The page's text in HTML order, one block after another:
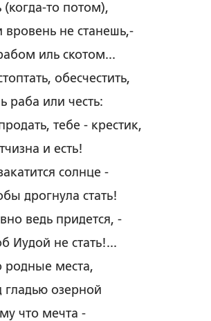
(когда-то потом),
вровень не станешь,-
иль скотом...
обесчестить,
раба или честь:
тебе - крестик,
и есть!
солнце -
дрогнула стать!
ведь придется, -
Иудой не стать!...
родные места,
гладью озерной
что мечта -